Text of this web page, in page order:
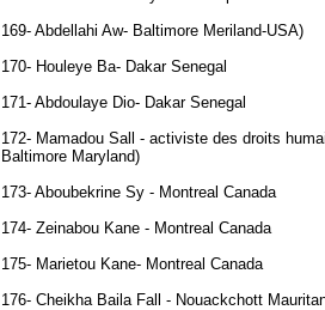
169- Abdellahi Aw- Baltimore Meriland-USA)
170- Houleye Ba- Dakar Senegal
171- Abdoulaye Dio- Dakar Senegal
172- Mamadou Sall - activiste des droits
Baltimore Maryland)
173- Aboubekrine Sy - Montreal Canada
174- Zeinabou Kane - Montreal Canada
175- Marietou Kane- Montreal Canada
176- Cheikha Baila Fall - Nouackchott